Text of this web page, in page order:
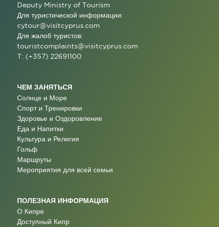
Deputy Ministry of Tourism
Для туристической информации:
cytour@visitcyprus.com
Для жалоб туристов:
touristcomplaints@visitcyprus.com
T: (+357) 22691100
ЧЕМ ЗАНЯТЬСЯ
Солнце и Море
Спорт и Тренировки
Здоровье и Оздоровление
Еда и Напитки
Культура и Религия
Гольф
Маршруты
Мероприятия для всей семьи
ПОЛЕЗНАЯ ИНФОРМАЦИЯ
О Кипре
Доступный Кипр